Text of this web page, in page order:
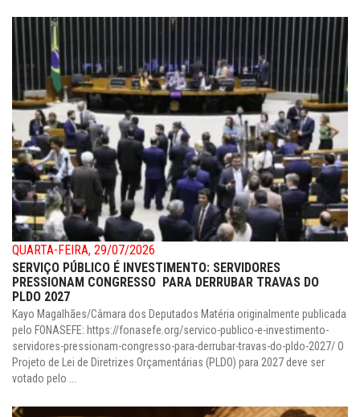
QUARTA-FEIRA, 29/07/2026
SERVIÇO PÚBLICO É INVESTIMENTO: SERVIDORES
PRESSIONAM CONGRESSO PARA DERRUBAR TRAVAS DO
PLDO 2027
Kayo Magalhães/Câmara dos Deputados Matéria originalmente publicada
pelo FONASEFE: https://fonasefe.org/servico-publico-e-investimento-
servidores-pressionam-congresso-para-derrubar-travas-do-pldo-2027/ O
Projeto de Lei de Diretrizes Orçamentárias (PLDO) para 2027 deve ser
votado pelo ...